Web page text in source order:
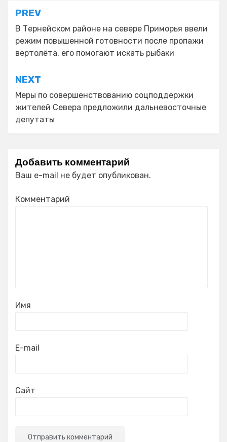
Навигация
по
записям
PREV
В Тернейском районе на севере Приморья ввели
режим повышенной готовности после пропажи
вертолёта, его помогают искать рыбаки
NEXT
Меры по совершенствованию соцподдержки
жителей Севера предложили дальневосточные
депутаты
Добавить комментарий
Ваш e-mail не будет опубликован.
Комментарий
Имя
E-mail
Сайт